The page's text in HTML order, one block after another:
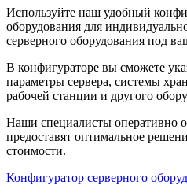
Используйте наш удобный
оборудования для
серверного оборудования под
В конфигураторе вы сможете
параметры сервера, системы
рабочей станции и другого
Наши специалисты оперативно
предоставят оптимальное
стоимости.
Конфигуратор серверного